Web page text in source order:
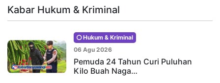
Kabar Hukum & Kriminal
Hukum & Kriminal
06 Agu 2026
Pemuda 24 Tahun Curi Puluhan
Kilo Buah Naga…